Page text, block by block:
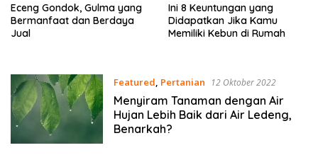
Eceng Gondok, Gulma yang
Bermanfaat dan Berdaya
Jual
Ini 8 Keuntungan yang
Didapatkan Jika Kamu
Memiliki Kebun di Rumah
Featured, Pertanian 12 Oktober 2022
Menyiram Tanaman dengan Air
Hujan Lebih Baik dari Air Ledeng,
Benarkah?